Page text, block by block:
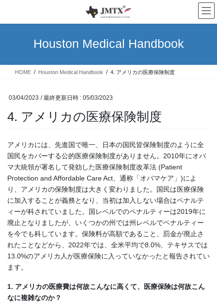
テ
ス
ゲ
ン
Houston Medical Handbook
HOME Houston Medical Handbook 4. アメリカの医療保険制度
03/04/2023 / 最終更新日時 : 05/03/2023
4. アメリカの医療保険制度
アメリカには、先進国で唯一、日本の国民皆保険制度のように全
国民をカバーする公的医療保険制度がありません。2010年にオバ
マ大統領が署名して発効した医療保険制度改革法 (Patient
Protection and Affordable Care Act、通称「オバマケア」)によ
り、アメリカの保険制度は大きく変わりました。国民は医療保険
に加入することが義務となり、当初は加入しない場合はペナルテ
ィーが科されていました。国レベルでのペナルティーは2019年に
廃止となりましたが、いくつかの州では州レベルでペナルティー
を今でも科しています。保険料が高額であること、罰金が廃止さ
れたことなどから、2022年では、全米平均で8.0%、テキサスでは
13.0%のアメリカ人が医療保険に入っていなかったと報告されてい
ます。
1. アメリカの医療費は何故こんなに高くて、医療保険は何故こん
なに複雑なのか？